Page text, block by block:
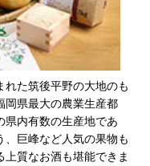
た筑後平野の大地のも
岡県最大の農業生産都
県内有数の生産地であ
、巨峰など人気の果物も
質なお酒も堪能できま